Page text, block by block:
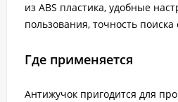
из ABS пластика, удобные
пользования, точность
Где применяется
Антижучок пригодится для